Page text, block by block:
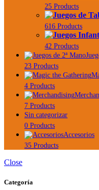
25 Products
616 Products
42 Products
23 Products
4 Products
7 Products
Sin categorizar
0 Products
Accesorios
35 Products
Close
Categoría